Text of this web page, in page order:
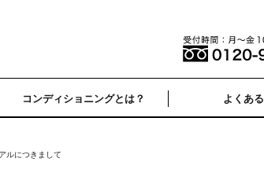
コンディショニングとは？ よくあ
ルにつきまして